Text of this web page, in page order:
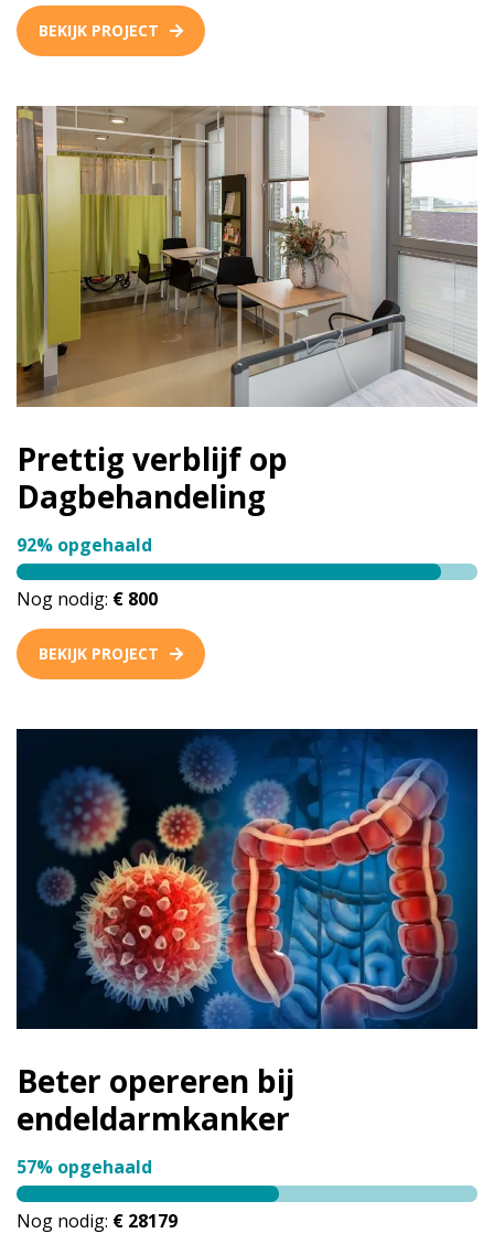
BEKIJK PROJECT
Prettig verblijf op
Dagbehandeling
92% opgehaald
Nog nodig: € 800
BEKIJK PROJECT
Beter opereren bij
endeldarmkanker
57% opgehaald
Nog nodig: € 28179